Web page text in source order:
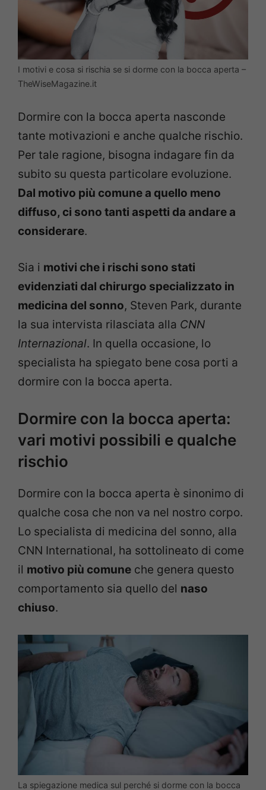
I motivi e cosa si rischia se si dorme con la bocca aperta –
TheWiseMagazine.it
Dormire con la bocca aperta nasconde
tante motivazioni e anche qualche rischio.
Per tale ragione, bisogna indagare fin da
subito su questa particolare evoluzione.
Dal motivo più comune a quello meno
diffuso, ci sono tanti aspetti da andare a
considerare.
Sia i motivi che i rischi sono stati
evidenziati dal chirurgo specializzato in
medicina del sonno, Steven Park, durante
la sua intervista rilasciata alla CNN
Internazional. In quella occasione, lo
specialista ha spiegato bene cosa porti a
dormire con la bocca aperta.
Dormire con la bocca aperta:
vari motivi possibili e qualche
rischio
Dormire con la bocca aperta è sinonimo di
qualche cosa che non va nel nostro corpo.
Lo specialista di medicina del sonno, alla
CNN International, ha sottolineato di come
il motivo più comune che genera questo
comportamento sia quello del naso
chiuso.
La spiegazione medica sul perché si dorme con la bocca